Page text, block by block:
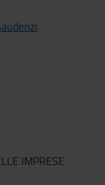
IMPRESE